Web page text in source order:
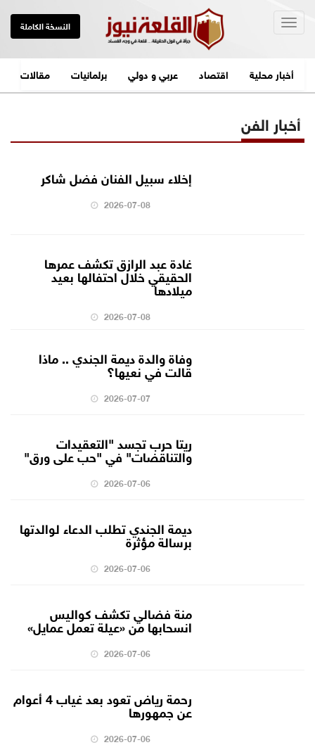
النسخة الكاملة
أخبار محلية اقتصاد عربي و دولي برلمانيات مقالات
أخبار الفن
إخلاء سبيل الفنان فضل شاكر
2026-07-08
غادة عبد الرازق تكشف عمرها
الحقيقي خلال احتفالها بعيد
ميلادها
2026-07-08
وفاة والدة ديمة الجندي .. ماذا
قالت في نعيها؟
2026-07-07
ريتا حرب تجسد "التعقيدات
والتناقضات" في "حب على ورق"
2026-07-06
ديمة الجندي تطلب الدعاء لوالدتها
برسالة مؤثرة
2026-07-06
منة فضالي تكشف كواليس
انسحابها من «عيلة تعمل عمايل»
2026-07-06
رحمة رياض تعود بعد غياب 4 أعوام
عن جمهورها
2026-07-06